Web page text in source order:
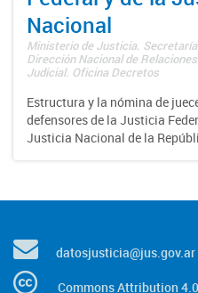
Nacional
Ministerio de Justicia.
Dirección Nacional de
Judicial. Oficina Decretos
Estructura y la nómina de
defensores de la Justicia
Justicia Nacional de la
datosjusticia@jus.gov.ar
Commons Attribution